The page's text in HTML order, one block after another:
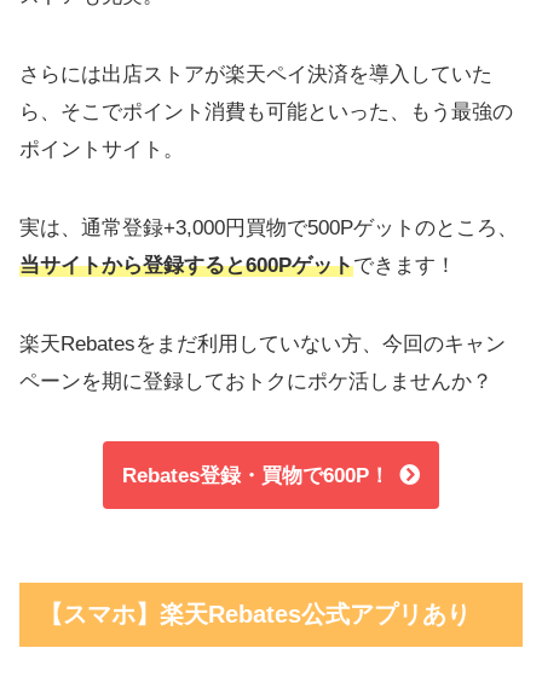
さらには出店ストアが楽天ペイ決済を導入していた
ら、そこでポイント消費も可能といった、もう最強の
ポイントサイト。
実は、通常登録+3,000円買物で500Pゲットのところ、
当サイトから登録すると600Pゲットできます！
楽天Rebatesをまだ利用していない方、今回のキャン
ペーンを期に登録しておトクにポケ活しませんか？
Rebates登録・買物で600P！
【スマホ】楽天Rebates公式アプリあり